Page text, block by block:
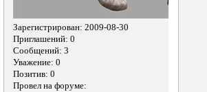
Зарегистрирован: 2009-08-30
Приглашений: 0
Сообщений: 3
Уважение: 0
Позитив: 0
Провел на форуме: